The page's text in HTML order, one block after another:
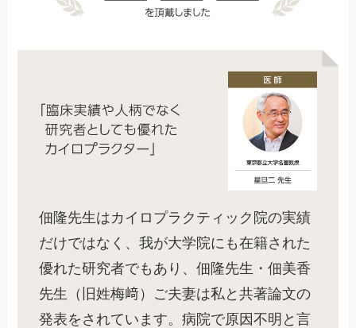
佃隆先生はカイロプラクティック院の実績
だけではなく、我が大学院にも在籍された
優れた研究者でもあり、佃隆先生・佃美香
先生（旧姓梅﨑）ご夫妻は私と共著論文の
発表をされています。病院で原因不明と言